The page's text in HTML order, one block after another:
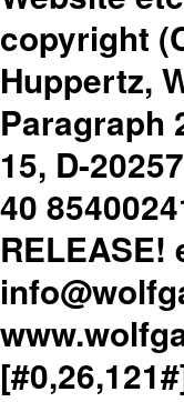
copyright
Huppertz,
Paragraph
15, D-
40
RELEASE!